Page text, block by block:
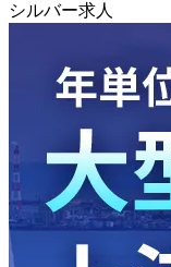
シルバー求人